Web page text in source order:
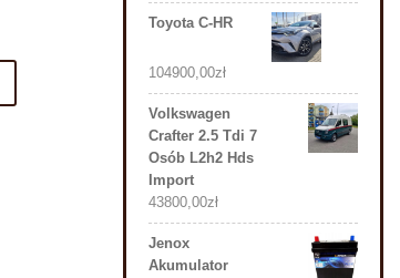
Toyota C-HR
104900,00zł
Volkswagen
Crafter 2.5 Tdi 7
Osób L2h2 Hds
Import
43800,00zł
Jenox
Akumulator